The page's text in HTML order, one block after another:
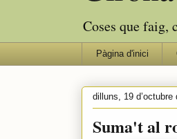
Coses que faig,
Pàgina d'inici
dilluns, 19 d’octubre
Suma't al